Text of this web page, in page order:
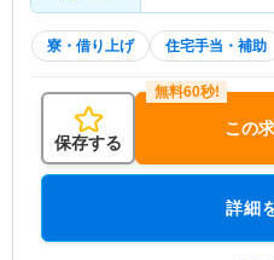
寮・借り上げ 住宅手当・補助
保存する
この
詳細